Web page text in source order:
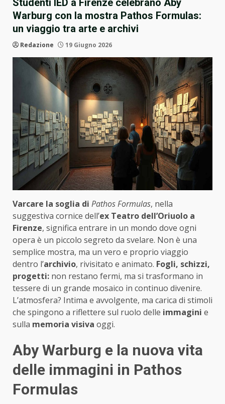
Studenti IED a Firenze celebrano Aby
Warburg con la mostra Pathos Formulas:
un viaggio tra arte e archivi
Redazione 19 Giugno 2026
Varcare la soglia di Pathos Formulas, nella
suggestiva cornice dell’ex Teatro dell’Oriuolo a
Firenze, significa entrare in un mondo dove ogni
opera è un piccolo segreto da svelare. Non è una
semplice mostra, ma un vero e proprio viaggio
dentro l’archivio, rivisitato e animato. Fogli, schizzi,
progetti: non restano fermi, ma si trasformano in
tessere di un grande mosaico in continuo divenire.
L’atmosfera? Intima e avvolgente, ma carica di stimoli
che spingono a riflettere sul ruolo delle immagini e
sulla memoria visiva oggi.
Aby Warburg e la nuova vita
delle immagini in Pathos
Formulas